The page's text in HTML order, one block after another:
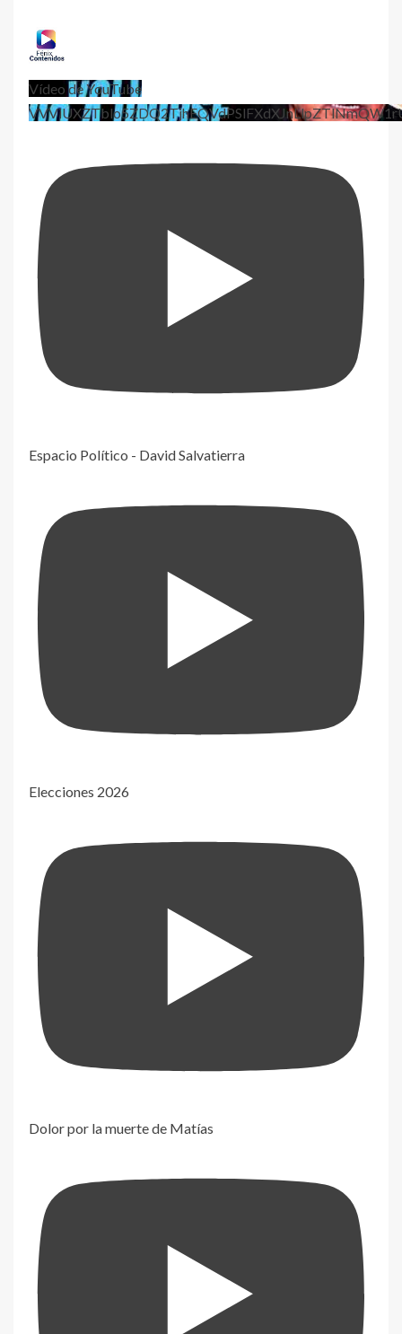
Vídeo de YouTube
Espacio Político - David Salvatierra
Elecciones 2026
Dolor por la muerte de Matías